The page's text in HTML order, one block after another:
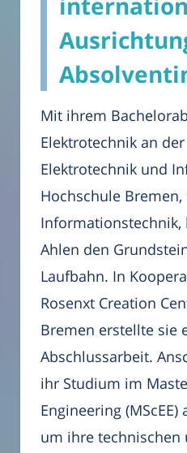
Mit ihrem
Elektrotechnik an
Elektrotechnik und
Hochschule
Informationstechnik,
Ahlen den
Laufbahn. In
Rosenxt Creation
Bremen erstellte sie
Abschlussarbeit.
ihr Studium im
Engineering
um ihre technischen